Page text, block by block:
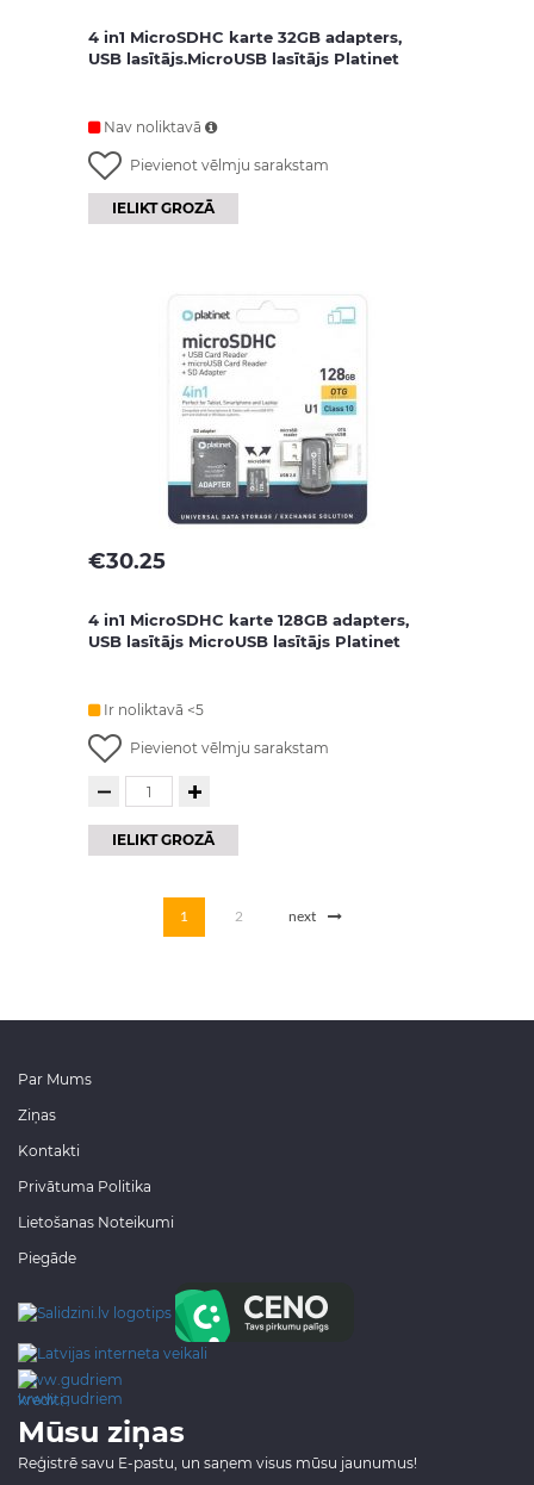
4 in1 MicroSDHC karte 32GB adapters,
USB lasītājs.MicroUSB lasītājs Platinet
Nav noliktavā
Pievienot vēlmju sarakstam
IELIKT GROZĀ
€30.25
4 in1 MicroSDHC karte 128GB adapters,
USB lasītājs MicroUSB lasītājs Platinet
Ir noliktavā <5
Pievienot vēlmju sarakstam
IELIKT GROZĀ
1 2 next
Par Mums
Ziņas
Kontakti
Privātuma Politika
Lietošanas Noteikumi
Piegāde
www.gudriem.lv/atrie-
krediti
Mūsu ziņas
Reģistrē savu E-pastu, un saņem visus mūsu jaunumus!